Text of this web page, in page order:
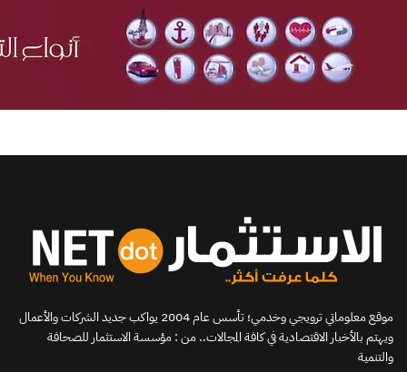
موقع معلوماتي ترويجي وخدمي؛ تأسس عام 2004 يواكب جديد الشركات والأعمال
ويهتم بالأخبار الاقتصادية في كافة المجالات.. من : مؤسسة الاستثمار للصحافة
والتنمية